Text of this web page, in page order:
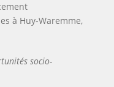
à Huy-Waremme,
socio-